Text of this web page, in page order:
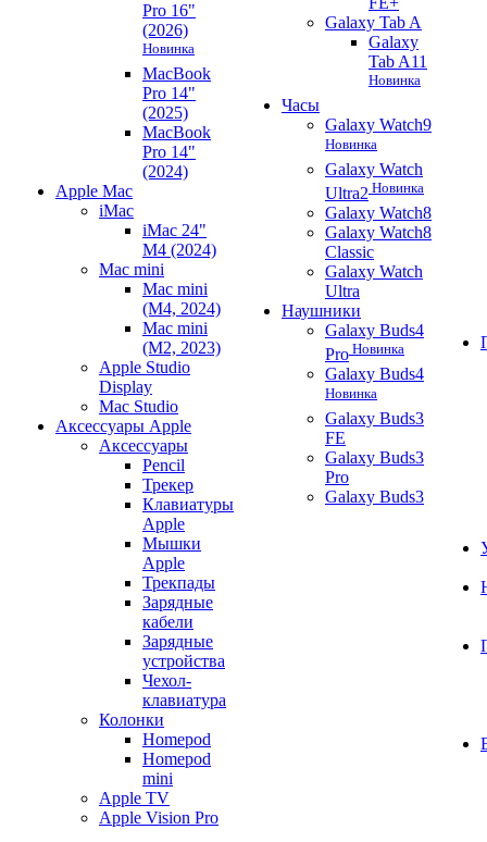
Pro 16"
(2026)
Новинка
MacBook
Pro 14"
(2025)
MacBook
Pro 14"
(2024)
Apple Mac
iMac
iMac 24"
M4 (2024)
Mac mini
Mac mini
(M4, 2024)
Mac mini
(M2, 2023)
Apple Studio
Display
Mac Studio
Аксессуары Apple
Аксессуары
Pencil
Трекер
Клавиатуры
Apple
Мышки
Apple
Трекпады
Зарядные
кабели
Зарядные
устройства
Чехол-
клавиатура
Колонки
Homepod
Homepod
mini
Apple TV
Apple Vision Pro
Galaxy Tab A
Galaxy
Tab A11
Новинка
Часы
Galaxy Watch9
Новинка
Galaxy Watch
Ultra2 Новинка
Galaxy Watch8
Galaxy Watch8
Classic
Galaxy Watch
Ultra
Наушники
Galaxy Buds4
Pro Новинка
Galaxy Buds4
Новинка
Galaxy Buds3
FE
Galaxy Buds3
Pro
Galaxy Buds3